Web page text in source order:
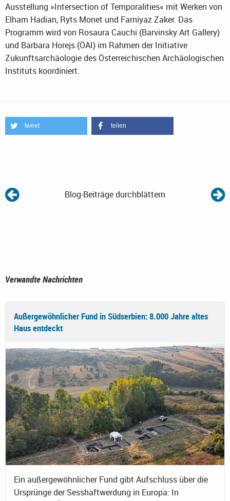
Ausstellung »Intersection of Temporalities« mit Werken von
Elham Hadian, Ryts Monet und Farniyaz Zaker. Das
Programm wird von Rosaura Cauchi (Barvinsky Art Gallery)
und Barbara Horejs (ÖAI) im Rahmen der Initiative
Zukunftsarchäologie des Österreichischen Archäologischen
Instituts koordiniert.
tweet teilen
Blog-Beiträge durchblättern
Verwandte Nachrichten
Außergewöhnlicher Fund in Südserbien: 8.000 Jahre altes
Haus entdeckt
Ein außergewöhnlicher Fund gibt Aufschluss über die
Ursprünge der Sesshaftwerdung in Europa: In